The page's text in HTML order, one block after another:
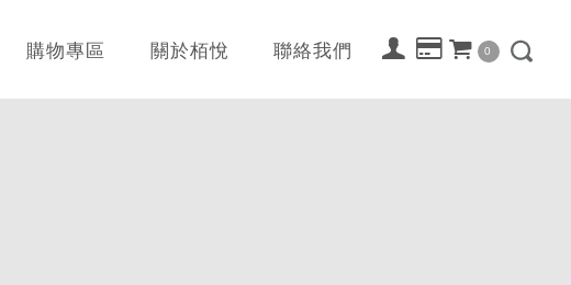
購物專區 關於栢悅 聯絡我們 0